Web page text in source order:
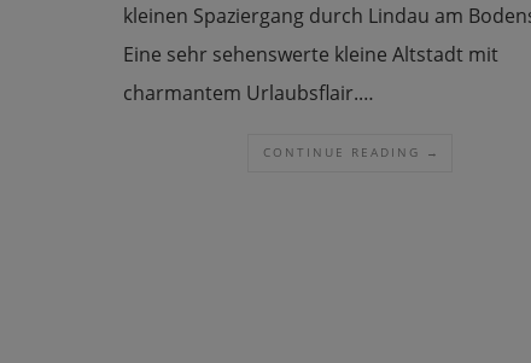
kleinen Spaziergang durch Lindau am
Eine sehr sehenswerte kleine Altstadt mit
charmantem Urlaubsflair.…
CONTINUE READING →